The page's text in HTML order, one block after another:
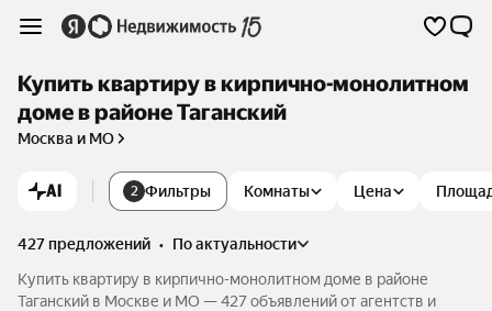
Купить квартиру в кирпично-монолитном
доме в районе Таганский
Москва и МО
AI 2 Фильтры Комнаты Цена
427 предложений •
по актуальности
Купить квартиру в кирпично-монолитном доме в районе
Таганский в Москве и МО — 427 объявлений от агентств и